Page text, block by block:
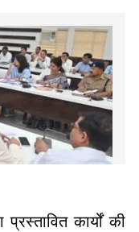
प्रस्तावित कार्यों की